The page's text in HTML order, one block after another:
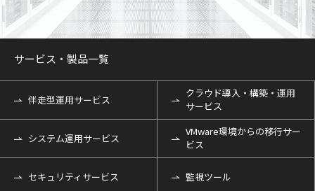
サービス・製品一覧
伴走型運用サービス
クラウド導入・構築・運用
サービス
システム運用サービス
VMware環境からの移行サー
ビス
セキュリティサービス 監視ツール